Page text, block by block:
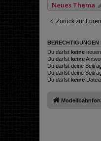
Neues Thema
Zurück zur
BERECHTIGUNGEN
Du darfst keine
Du darfst keine
Du darfst deine
Du darfst deine
Du darfst keine